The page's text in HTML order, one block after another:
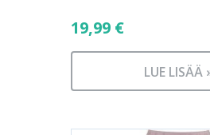
19,99 €
LUE LISÄÄ